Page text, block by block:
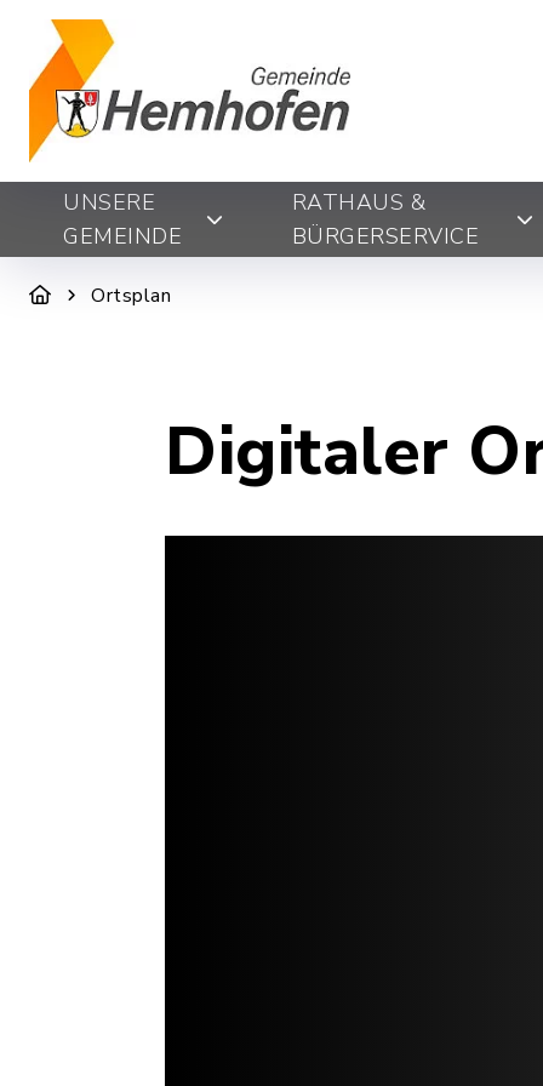
UNSERE
GEMEINDE
RATHAUS &
BÜRGERSERVICE
Ortsplan
Digitaler